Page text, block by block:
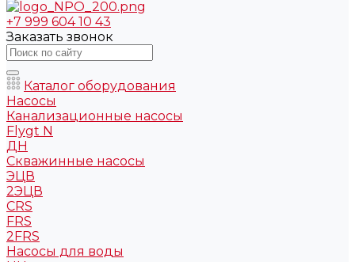
+7 999 604 10 43
Заказать звонок
Каталог оборудования
Насосы
Канализационные насосы
Flygt N
ДН
Скважинные насосы
ЭЦВ
2ЭЦВ
CRS
FRS
2FRS
Насосы для воды